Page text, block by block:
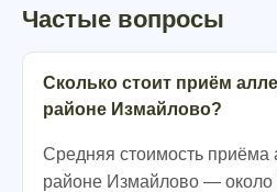
Частые вопросы
Сколько стоит приём
районе Измайлово?
Средняя стоимость приёма
районе Измайлово — около